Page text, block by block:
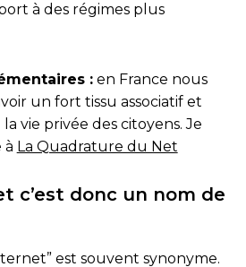
à des régimes plus
:en France nous
un fort tissu associatif et
vie privée des citoyens. Je
à La Quadrature du Net
c’est donc un nom de
est souvent synonyme.